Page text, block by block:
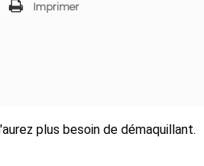
Imprimer
plus besoin de démaquillant.